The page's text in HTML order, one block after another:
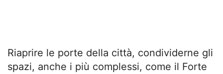
Riaprire le porte della città, condividerne gli
spazi, anche i più complessi, come il Forte